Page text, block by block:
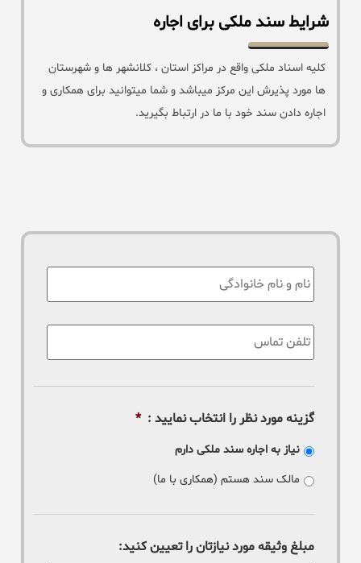
شرایط سند ملکی برای اجاره
کلیه اسناد ملکی واقع در مراکز استان ، کلانشهر ها و شهرستان
ها مورد پذیرش این مرکز میباشد و شما میتوانید برای همکاری و
اجاره دادن سند خود با ما در ارتباط بگیرید.
نام
تلفن
تماس
:
*
گزینه مورد نظر را انتخاب نمایید : *
نیاز به اجاره سند ملکی دارم
مالک سند هستم (همکاری با ما)
مبلغ وثیقه مورد نیازتان را تعیین کنید: